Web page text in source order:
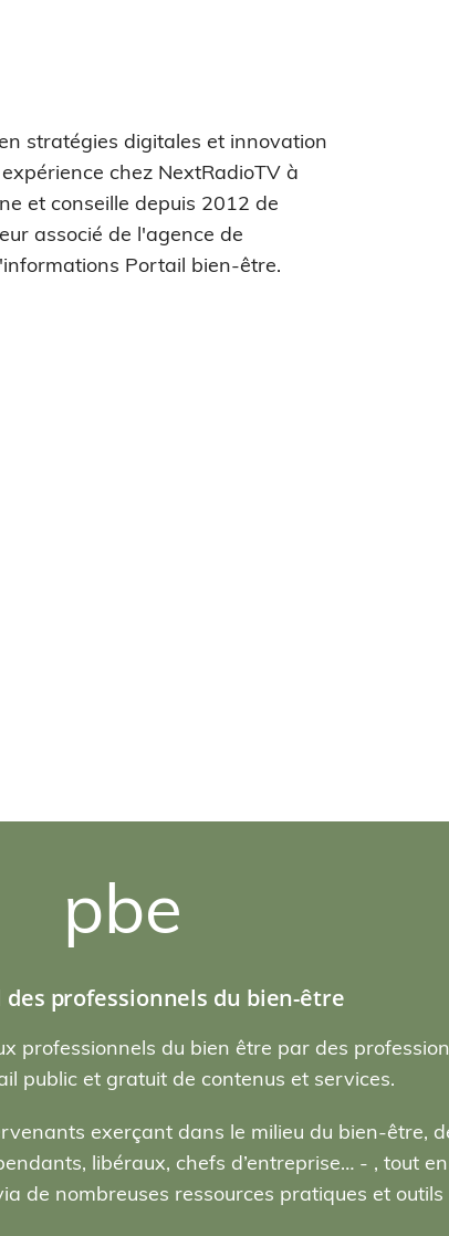
stratégies digitales et innovation
chez NextRadioTV à
et conseille depuis 2012 de
associé de l'agence de
Portail bien-être.
pbe
des professionnels du bien-être
professionnels du bien être par des
public et gratuit de contenus et services.
exerçant dans le milieu du bien-être,
libéraux, chefs d’entreprise… - , tout
de nombreuses ressources pratiques et